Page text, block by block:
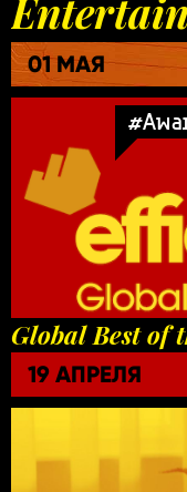
01 МАЯ
Global Best of
19 АПРЕЛЯ